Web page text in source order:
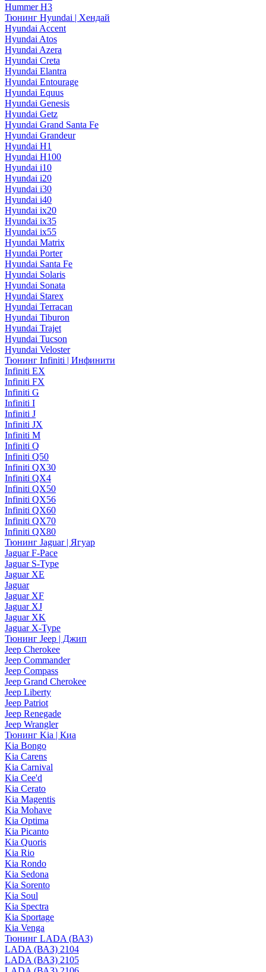
Hummer H3
Тюнинг Hyundai | Хендай
Hyundai Accent
Hyundai Atos
Hyundai Azera
Hyundai Creta
Hyundai Elantra
Hyundai Entourage
Hyundai Equus
Hyundai Genesis
Hyundai Getz
Hyundai Grand Santa Fe
Hyundai Grandeur
Hyundai H1
Hyundai H100
Hyundai i10
Hyundai i20
Hyundai i30
Hyundai i40
Hyundai ix20
Hyundai ix35
Hyundai ix55
Hyundai Matrix
Hyundai Porter
Hyundai Santa Fe
Hyundai Solaris
Hyundai Sonata
Hyundai Starex
Hyundai Terracan
Hyundai Tiburon
Hyundai Trajet
Hyundai Tucson
Hyundai Veloster
Тюнинг Infiniti | Инфинити
Infiniti EX
Infiniti FX
Infiniti G
Infiniti I
Infiniti J
Infiniti JX
Infiniti M
Infiniti Q
Infiniti Q50
Infiniti QX30
Infiniti QX4
Infiniti QX50
Infiniti QX56
Infiniti QX60
Infiniti QX70
Infiniti QX80
Тюнинг Jaguar | Ягуар
Jaguar F-Pace
Jaguar S-Type
Jaguar XE
Jaguar
Jaguar XF
Jaguar XJ
Jaguar XK
Jaguar X-Type
Тюнинг Jeep | Джип
Jeep Cherokee
Jeep Commander
Jeep Compass
Jeep Grand Cherokee
Jeep Liberty
Jeep Patriot
Jeep Renegade
Jeep Wrangler
Тюнинг Kia | Киа
Kia Bongo
Kia Carens
Kia Carnival
Kia Cee'd
Kia Cerato
Kia Magentis
Kia Mohave
Kia Optima
Kia Picanto
Kia Quoris
Kia Rio
Kia Rondo
Kia Sedona
Kia Sorento
Kia Soul
Kia Spectra
Kia Sportage
Kia Venga
Тюнинг LADA (ВАЗ)
LADA (ВАЗ) 2104
LADA (ВАЗ) 2105